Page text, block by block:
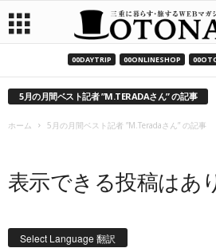
00DAYTRIP 00ONLINESHOP
5月の月間ベスト記者 ”M.TERADAさん” の記事
ホーム 5月の月間ベスト記者 ”M.Teradaさん” の記事
表示できる投稿はあ
Select Language 翻訳